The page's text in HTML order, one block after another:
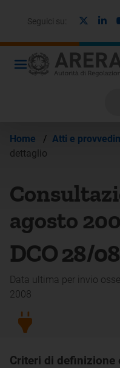
Seguici su:
Home / Atti e
dettaglio
agosto
DCO 28/08
Data ultima per invio
2008
Criteri di definizione